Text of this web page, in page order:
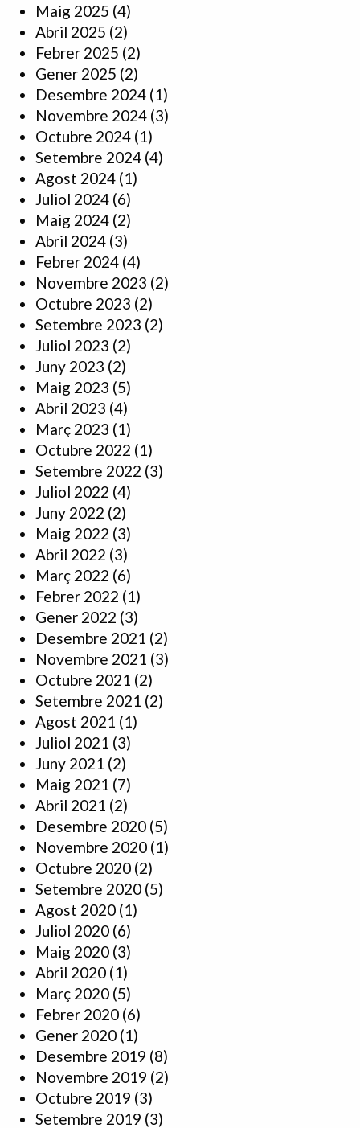
Maig 2025 (4)
Abril 2025 (2)
Febrer 2025 (2)
Gener 2025 (2)
Desembre 2024 (1)
Novembre 2024 (3)
Octubre 2024 (1)
Setembre 2024 (4)
Agost 2024 (1)
Juliol 2024 (6)
Maig 2024 (2)
Abril 2024 (3)
Febrer 2024 (4)
Novembre 2023 (2)
Octubre 2023 (2)
Setembre 2023 (2)
Juliol 2023 (2)
Juny 2023 (2)
Maig 2023 (5)
Abril 2023 (4)
Març 2023 (1)
Octubre 2022 (1)
Setembre 2022 (3)
Juliol 2022 (4)
Juny 2022 (2)
Maig 2022 (3)
Abril 2022 (3)
Març 2022 (6)
Febrer 2022 (1)
Gener 2022 (3)
Desembre 2021 (2)
Novembre 2021 (3)
Octubre 2021 (2)
Setembre 2021 (2)
Agost 2021 (1)
Juliol 2021 (3)
Juny 2021 (2)
Maig 2021 (7)
Abril 2021 (2)
Desembre 2020 (5)
Novembre 2020 (1)
Octubre 2020 (2)
Setembre 2020 (5)
Agost 2020 (1)
Juliol 2020 (6)
Maig 2020 (3)
Abril 2020 (1)
Març 2020 (5)
Febrer 2020 (6)
Gener 2020 (1)
Desembre 2019 (8)
Novembre 2019 (2)
Octubre 2019 (3)
Setembre 2019 (3)